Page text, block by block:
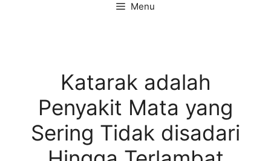
Menu
Katarak adalah
Penyakit Mata yang
Sering Tidak disadari